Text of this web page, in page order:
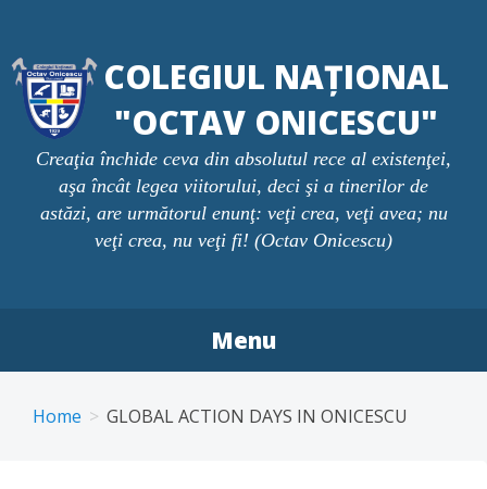
content
COLEGIUL NAȚIONAL
"OCTAV ONICESCU"
Creaţia închide ceva din absolutul rece al existenţei,
aşa încât legea viitorului, deci şi a tinerilor de
astăzi, are următorul enunţ: veţi crea, veţi avea; nu
veţi crea, nu veţi fi! (Octav Onicescu)
Menu
Home GLOBAL ACTION DAYS IN ONICESCU